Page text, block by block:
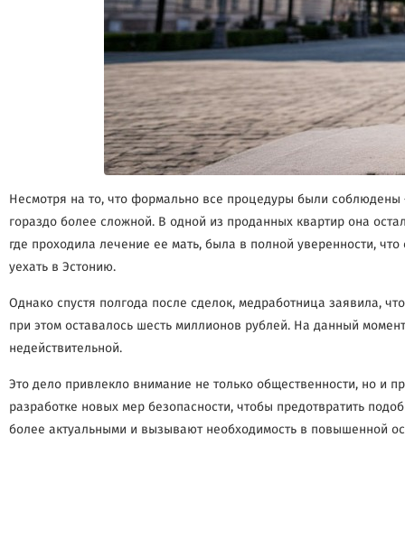
Несмотря на то, что формально все процедуры были
гораздо более сложной. В одной из проданных квартир она
где проходила лечение ее мать, была в полной уверенности,
уехать в Эстонию.
Однако спустя полгода после сделок, медработница заявила,
при этом оставалось шесть миллионов рублей. На данный
недействительной.
Это дело привлекло внимание не только общественности, но и
разработке новых мер безопасности, чтобы предотвратить
более актуальными и вызывают необходимость в повышенной